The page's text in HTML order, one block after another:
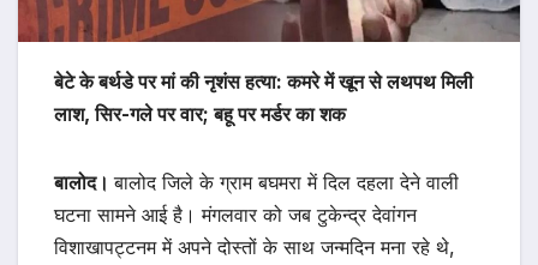
बेटे के बर्थडे पर मां की नृशंस हत्या: कमरे में खून से लथपथ मिली
लाश, सिर-गले पर वार; बहू पर मर्डर का शक
बालोद।बालोद जिले के ग्राम बघमरा में दिल दहला देने वाली
घटना सामने आई है। मंगलवार को जब टुकेन्द्र देवांगन
विशाखापट्टनम में अपने दोस्तों के साथ जन्मदिन मना रहे थे,